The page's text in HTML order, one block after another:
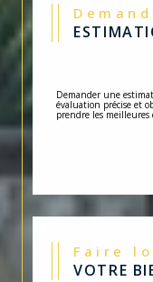
Demander une
évaluation précise et
prendre les meilleures
Faire
VOTRE